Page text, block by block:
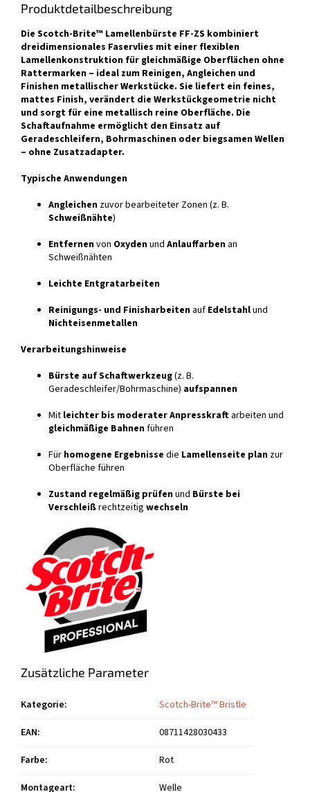
Produktdetailbeschreibung
Die Scotch-Brite™ Lamellenbürste FF-ZS kombiniert
dreidimensionales Faservlies mit einer flexiblen
Lamellenkonstruktion für gleichmäßige Oberflächen ohne
Rattermarken – ideal zum Reinigen, Angleichen und
Finishen metallischer Werkstücke. Sie liefert ein feines,
mattes Finish, verändert die Werkstückgeometrie nicht
und sorgt für eine metallisch reine Oberfläche. Die
Schaftaufnahme ermöglicht den Einsatz auf
Geradeschleifern, Bohrmaschinen oder biegsamen Wellen
– ohne Zusatzadapter.
Typische Anwendungen
Angleichen zuvor bearbeiteter Zonen (z. B.
Schweißnähte)
Entfernenvon Oxydenund Anlauffarben an
Schweißnähten
Leichte Entgratarbeiten
Reinigungs- und Finisharbeiten auf Edelstahlund
Nichteisenmetallen
Verarbeitungshinweise
Bürste auf Schaftwerkzeug(z. B.
Geradeschleifer/Bohrmaschine) aufspannen
Mit leichter bis moderater Anpresskraft arbeiten und
gleichmäßige Bahnenführen
Für homogene Ergebnisse die Lamellenseite plan zur
Oberfläche führen
Zustand regelmäßig prüfenund Bürste bei
Verschleißrechtzeitig wechseln
Zusätzliche Parameter
Kategorie:
Scotch-Brite™ Bristle
EAN:
08711428030433
Farbe:
Rot
Montageart: Welle